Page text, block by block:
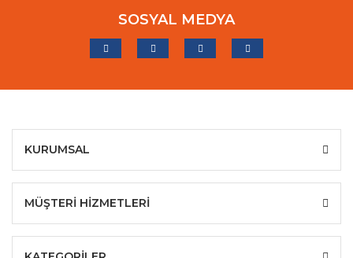
SOSYAL MEDYA
KURUMSAL
MÜŞTERİ HİZMETLERİ